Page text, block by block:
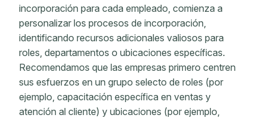
incorporación para cada empleado, comienza a
personalizar los procesos de incorporación,
identificando recursos adicionales valiosos para
roles, departamentos o ubicaciones específicas.
Recomendamos que las empresas primero centren
sus esfuerzos en un grupo selecto de roles (por
ejemplo, capacitación específica en ventas y
atención al cliente) y ubicaciones (por ejemplo,